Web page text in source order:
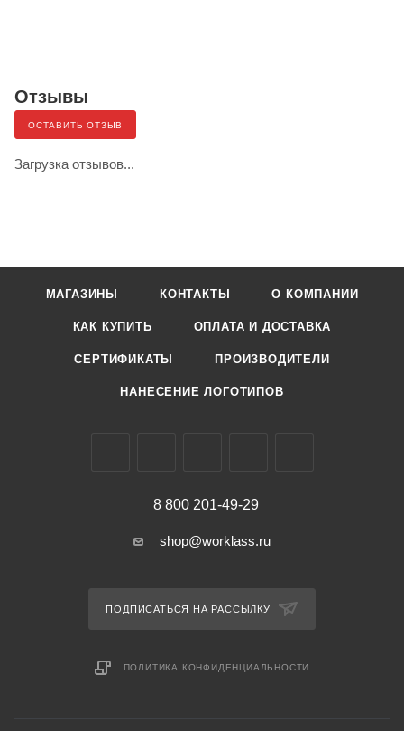
Отзывы
ОСТАВИТЬ ОТЗЫВ
Загрузка отзывов...
МАГАЗИНЫ КОНТАКТЫ О КОМПАНИИ
КАК КУПИТЬ ОПЛАТА И ДОСТАВКА
СЕРТИФИКАТЫ ПРОИЗВОДИТЕЛИ
НАНЕСЕНИЕ ЛОГОТИПОВ
8 800 201-49-29
shop@worklass.ru
ПОДПИСАТЬСЯ НА РАССЫЛКУ
ПОЛИТИКА КОНФИДЕНЦИАЛЬНОСТИ